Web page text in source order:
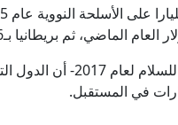
مسؤول سابق في الموساد: لا
توقيع الاتفاق الثلاثي بين
في المستقبل.